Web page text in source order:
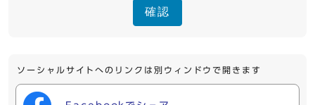
確認
ソーシャルサイトへのリンクは別ウィンドウで開きます